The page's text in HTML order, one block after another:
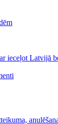
ieceļot Latvijā